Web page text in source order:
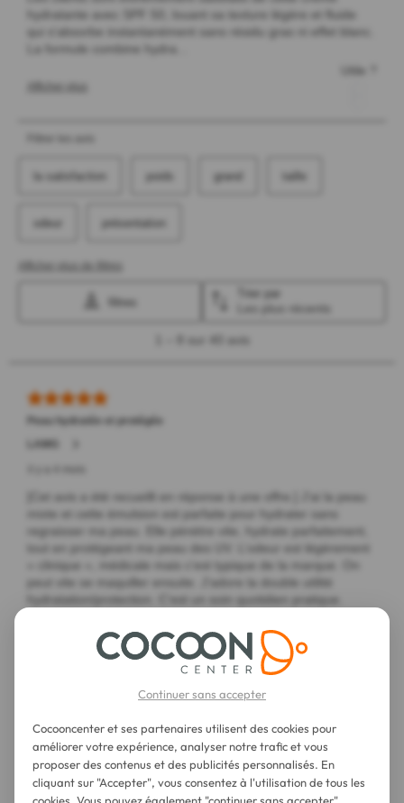
Continuer sans accepter
Cocooncenter et ses partenaires utilisent des cookies pour
améliorer votre expérience, analyser notre trafic et vous
proposer des contenus et des publicités personnalisés. En
cliquant sur "Accepter", vous consentez à l'utilisation de tous les